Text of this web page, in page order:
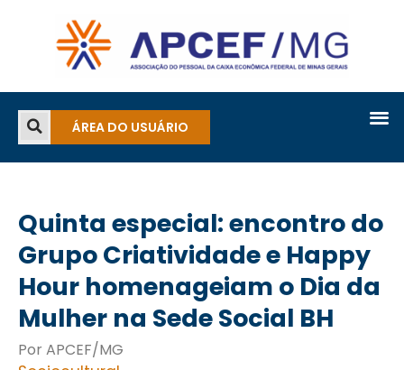
ÁREA DO USUÁRIO
Quinta especial: encontro do
Grupo Criatividade e Happy
Hour homenageiam o Dia da
Mulher na Sede Social BH
Por APCEF/MG